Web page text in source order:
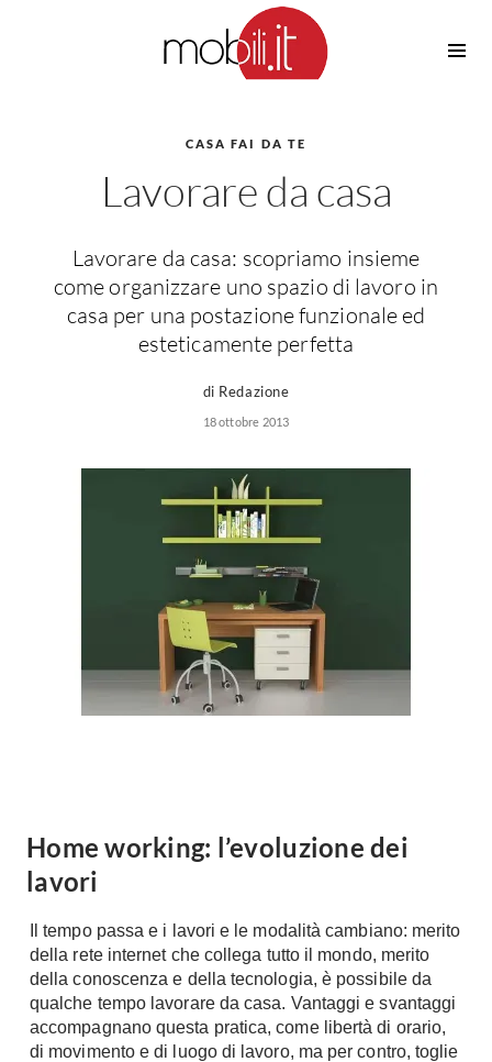
Cucine Design
Cucine Moderne
Cucine Country
Cucine Monoblocco
Consigli Cucine
Attrezzature Interne
Piani cottura
Asciugatrici
Elettrodomestici
Soggiorno
Librerie
Vetrine
Pareti Attrezzate
Porta Tv
Casette in Legno
Ombrelloni
Pergole
Giardinaggio
Riscaldamento
Caminetti
Stube
Climatizzatore
Deumidificatori
Chiller
Pompe di calore
CASA FAI DA TE
Lavorare da casa
Lavorare da casa: scopriamo insieme
come organizzare uno spazio di lavoro in
casa per una postazione funzionale ed
esteticamente perfetta
di Redazione
18 ottobre 2013
Home working: l’evoluzione dei
lavori
Il tempo passa e i lavori e le modalità cambiano: merito
della rete internet che collega tutto il mondo, merito
della conoscenza e della tecnologia, è possibile da
qualche tempo lavorare da casa. Vantaggi e svantaggi
accompagnano questa pratica, come libertà di orario,
di movimento e di luogo di lavoro, ma per contro, toglie